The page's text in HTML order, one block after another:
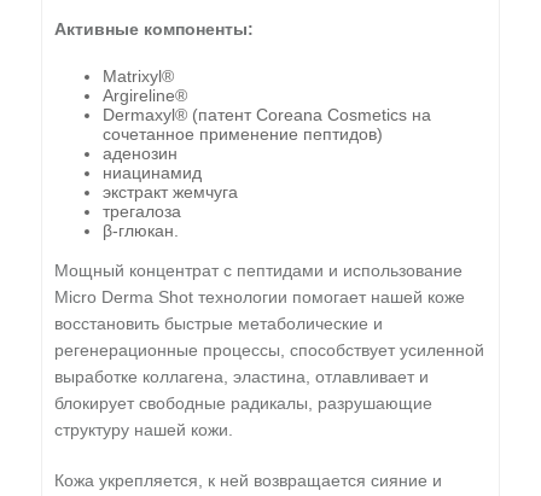
Активные компоненты:
Matrixyl®
Argireline®
Dermaxyl® (патент Coreana Cosmetics на
сочетанное применение пептидов)
аденозин
ниацинамид
экстракт жемчуга
трегалоза
β-глюкан.
Мощный концентрат с пептидами и использование
Micro Derma Shot технологии помогает нашей коже
восстановить быстрые метаболические и
регенерационные процессы, способствует усиленной
выработке коллагена, эластина, отлавливает и
блокирует свободные радикалы, разрушающие
структуру нашей кожи.
Кожа укрепляется, к ней возвращается сияние и